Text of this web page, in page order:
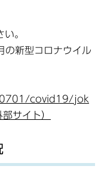
。
の新型コロナウイル
covid19/jok
サイト）